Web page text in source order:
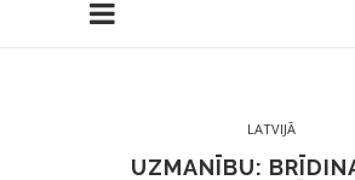
LATVIJĀ
UZMANĪBU: